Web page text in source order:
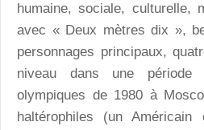
humaine, sociale, culturelle,
avec « Deux mètres dix »,
personnages principaux,
niveau dans une
olympiques de 1980 à
haltérophiles (un